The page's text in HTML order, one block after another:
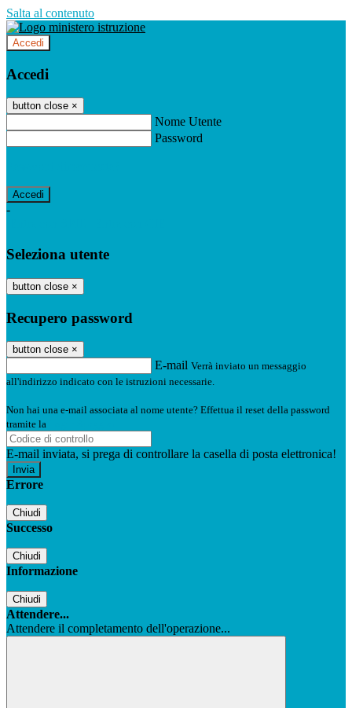
Salta al contenuto
Accedi
Accedi
button close ×
Nome Utente
Password
-
Seleziona utente
button close ×
Recupero password
button close ×
E-mail Verrà inviato un messaggio
all'indirizzo indicato con le istruzioni necessarie.
Non hai una e-mail associata al nome utente? Effettua il reset della password
tramite la
E-mail inviata, si prega di controllare la casella di posta elettronica!
Errore
Chiudi
Successo
Chiudi
Informazione
Chiudi
Attendere...
Attendere il completamento dell'operazione...